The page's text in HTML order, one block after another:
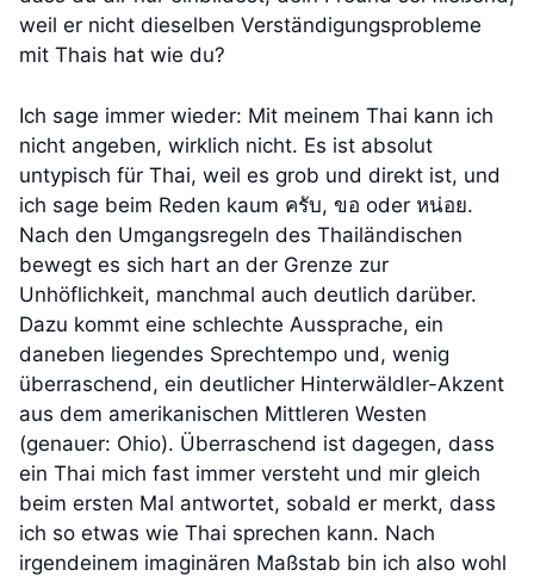
weil er nicht dieselben Verständigungsprobleme
mit Thais hat wie du?
Ich sage immer wieder: Mit meinem Thai kann ich
nicht angeben, wirklich nicht. Es ist absolut
untypisch für Thai, weil es grob und direkt ist, und
ich sage beim Reden kaum ครับ, ขอ oder หน่อย.
Nach den Umgangsregeln des Thailändischen
bewegt es sich hart an der Grenze zur
Unhöflichkeit, manchmal auch deutlich darüber.
Dazu kommt eine schlechte Aussprache, ein
daneben liegendes Sprechtempo und, wenig
überraschend, ein deutlicher Hinterwäldler-Akzent
aus dem amerikanischen Mittleren Westen
(genauer: Ohio). Überraschend ist dagegen, dass
ein Thai mich fast immer versteht und mir gleich
beim ersten Mal antwortet, sobald er merkt, dass
ich so etwas wie Thai sprechen kann. Nach
irgendeinem imaginären Maßstab bin ich also wohl